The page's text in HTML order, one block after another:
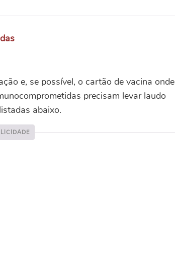
e, se possível, o cartão de vacina onde
precisam levar laudo
abaixo.